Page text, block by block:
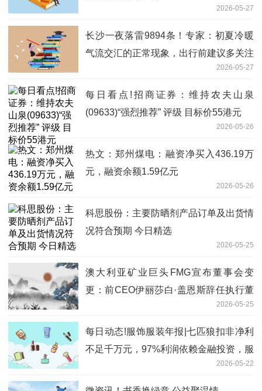
2026-05-27
长沙一夜落雷9894条！专家：初夏冷暖
气流交汇的正常现象，出行前建议多关注
2026-05-27
每日看点!招商证券：维持农夫山泉
(09633)“强烈推荐” 评级 目标价55港元
2026-05-26
热文：郑州煤电：融资净买入436.19万
元，融资余额1.59亿元
2026-05-26
科思股份：主要防晒剂产品订单及出货情
况符合预期 今日精选
2026-05-25
澳大利亚矿业巨头FMG宣布董事会变
更：前CEO伊丽莎白·盖恩斯辞任执行董
2026-05-25
每日动态!服饰服装年报|七匹狼扣非净利
不足千万元，97%利润依赖金融投资，服
2026-05-22